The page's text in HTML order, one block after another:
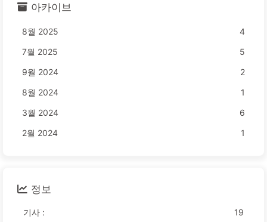
아카이브
8월 2025
4
7월 2025
5
9월 2024
2
8월 2024
1
3월 2024
6
2월 2024
1
정보
기사 : 19